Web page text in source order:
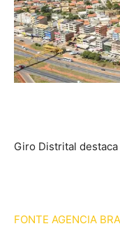
Giro Distrital
FONTE AGENCIA